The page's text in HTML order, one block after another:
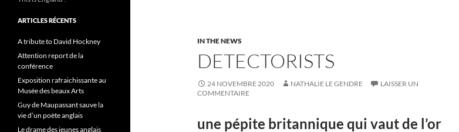
IN THE NEWS
DETECTORISTS
24 NOVEMBRE 2020 NATHALIE LE GENDRE
LAISSER UN
COMMENTAIRE
une pépite britannique qui vaut de l’or
ARTICLES RÉCENTS
A tribute to David Hockney
Attention report de la
conférence
Exposition rafraichissante au
Musée des beaux Arts
Guy de Maupassant sauve la
vie d’un poète anglais
Le drame des jeunes anglais